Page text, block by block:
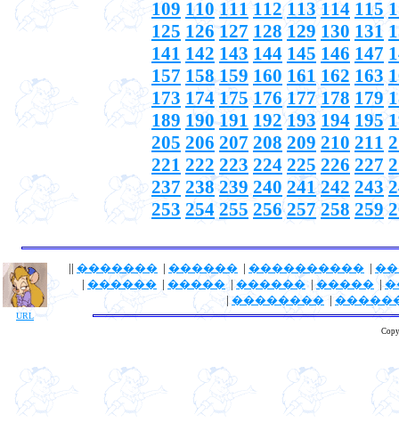
109 110 111 112 113 114 115
125 126 127 128 129 130 131
141 142 143 144 145 146 147
157 158 159 160 161 162 163
173 174 175 176 177 178 179
189 190 191 192 193 194 195
205 206 207 208 209 210 211
221 222 223 224 225 226 227
237 238 239 240 241 242 243
253 254 255 256 257 258 259
URL
|| ������� | ������ | ���������� |
| ������ | �����|������|�����|
|�������� |